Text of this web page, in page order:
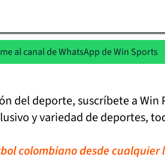
al canal de WhatsApp de Win Sports
del deporte, suscríbete a Win
y variedad de deportes,
colombiano desde cualquier